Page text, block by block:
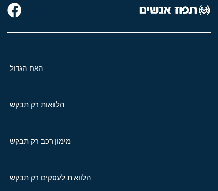
האח הגדול
הלוואות רק תבקש
מימון רכב רק תבקש
הלוואות לעסקים רק תבקש